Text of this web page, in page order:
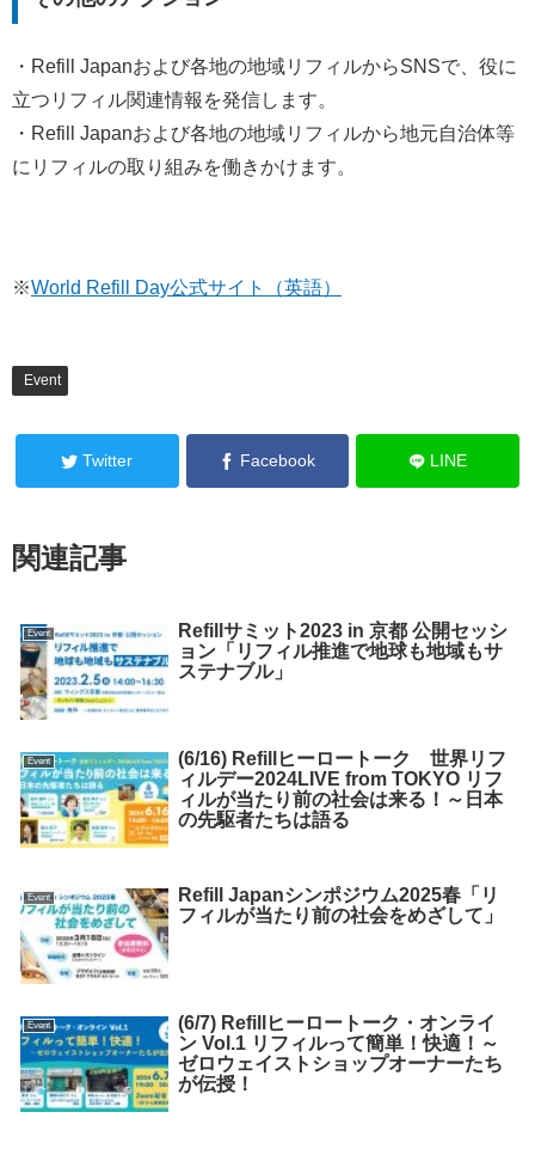
・Refill Japanおよび各地の地域リフィルからSNSで、役に
立つリフィル関連情報を発信します。
・Refill Japanおよび各地の地域リフィルから地元自治体等
にリフィルの取り組みを働きかけます。
※World Refill Day公式サイト（英語）
Event
Twitter Facebook LINE
関連記事
Event
Refillサミット2023 in 京都 公開セッシ
ョン「リフィル推進で地球も地域もサ
ステナブル」
Event
(6/16) Refillヒーロートーク 世界リフ
ィルデー2024LIVE from TOKYO リフ
ィルが当たり前の社会は来る！～日本
の先駆者たちは語る
Event
Refill Japanシンポジウム2025春「リ
フィルが当たり前の社会をめざして」
Event
(6/7) Refillヒーロートーク・オンライ
ン Vol.1 リフィルって簡単！快適！～
ゼロウェイストショップオーナーたち
が伝授！